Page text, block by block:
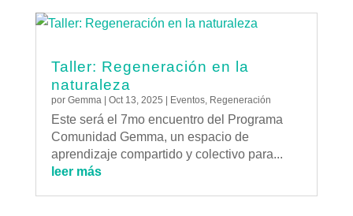
Taller: Regeneración en la
naturaleza
por Gemma| Oct 13, 2025 | Eventos, Regeneración
Este será el 7mo encuentro del Programa
Comunidad Gemma, un espacio de
aprendizaje compartido y colectivo para...
leer más